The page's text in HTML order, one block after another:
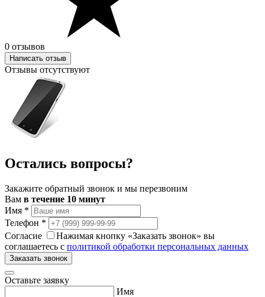
0 отзывов
Написать отзыв
Отзывы отсутствуют
Остались вопросы?
Закажите обратный звонок и мы перезвоним
Вам в течение 10 минут
Имя *
Телефон *
Согласие
Нажимая кнопку «Заказать звонок» вы
соглашаетесь с политикой обработки персональных данных
Заказать звонок
Оставьте заявку
Имя